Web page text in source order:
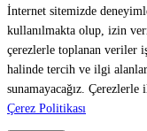
İnternet sitemizde
kullanılmakta olup, izin
çerezlerle toplanan veriler
halinde tercih ve ilgi
sunamayacağız.
Çerez Politikası